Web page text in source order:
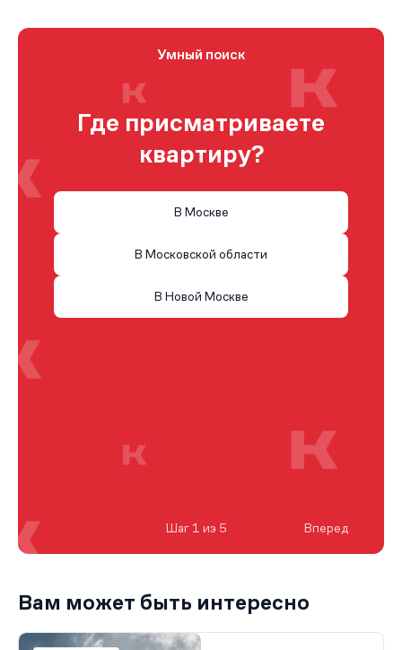
Умный поиск
Где присматриваете
квартиру?
В Москве
В Московской области
В Новой Москве
Шаг 1 из 5 Вперед
Вам может быть интересно